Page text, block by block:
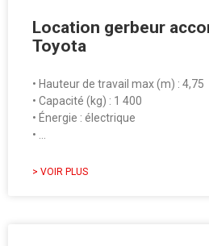
Location gerbeur
Toyota
• Hauteur de travail max (m) : 4,75
• Capacité (kg) : 1 400
• Énergie : électrique
• …
> VOIR PLUS